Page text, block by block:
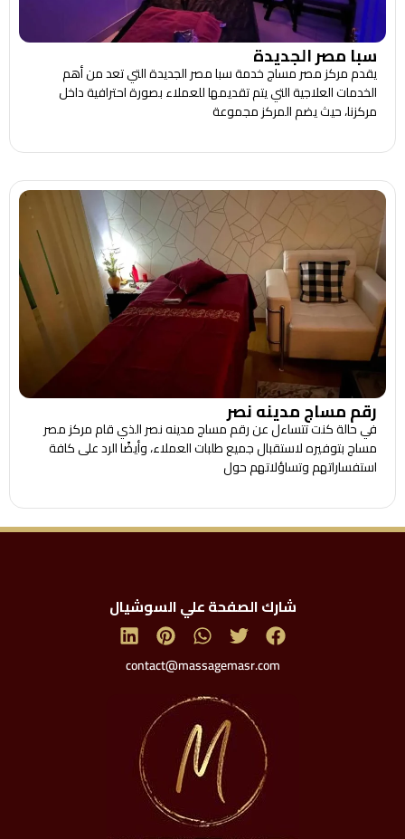
سبا مصر الجديدة
يقدم مركز مصر مساج خدمة سبا مصر الجديدة التي تعد من أهم
الخدمات العلاجية التي يتم تقديمها للعملاء بصورة احترافية داخل
مركزنا، حيث يضم المركز مجموعة
رقم مساج مدينه نصر
في حالة كنت تتساءل عن رقم مساج مدينه نصر الذي قام مركز مصر
مساج بتوفيره لاستقبال جميع طلبات العملاء، وأيضًا الرد على كافة
استفساراتهم وتساؤلاتهم حول
شارك الصفحة علي السوشيال
contact@massagemasr.com